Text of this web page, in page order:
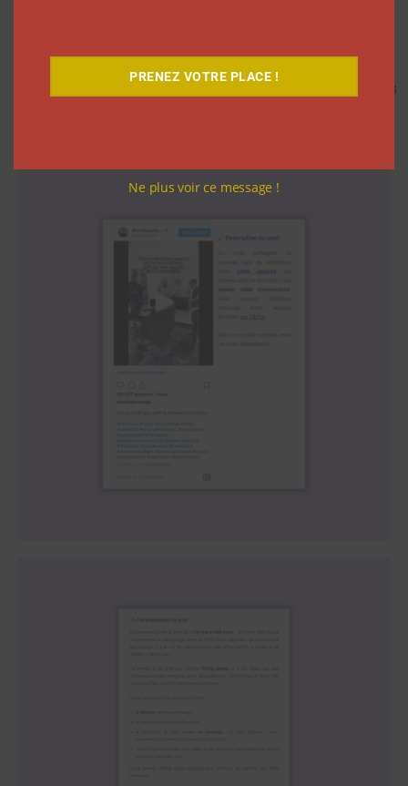
vous aider à comprendre comment vous pouvez vous
PRENEZ VOTRE PLACE !
Ne plus voir ce message !